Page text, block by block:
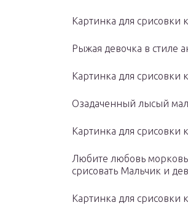
Картинка для срисовки
Рыжая девочка в стиле
Картинка для срисовки
Озадаченный лысый
Картинка для срисовки
Любите любовь
срисовать Мальчик и
Картинка для срисовки